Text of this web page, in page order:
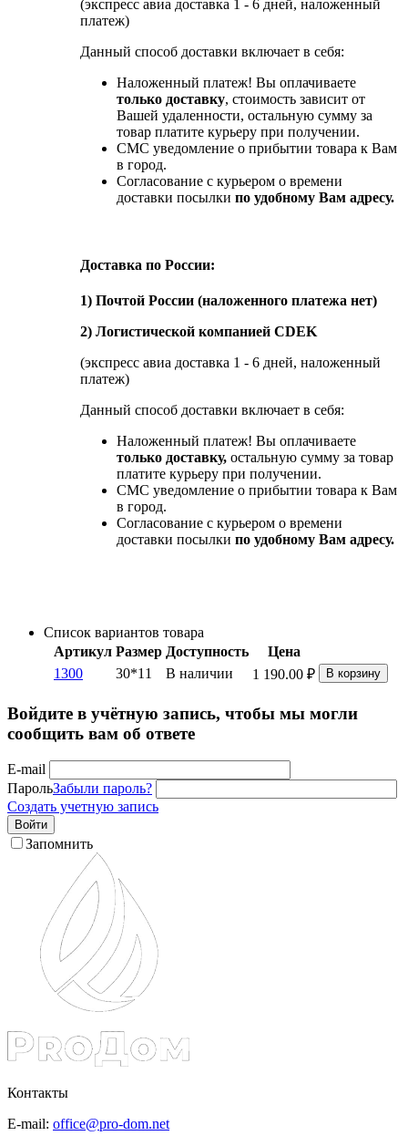
(экспресс авиа доставка 1 - 6 дней, наложенный
платеж)
Данный способ доставки включает в себя:
Наложенный платеж! Вы оплачиваете
только доставку, стоимость зависит от
Вашей удаленности, остальную сумму за
товар платите курьеру при получении.
СМС уведомление о прибытии товара к Вам
в город.
Согласование с курьером о времени
доставки посылки по удобному Вам адресу.
Доставка по России:
1) Почтой России (наложенного платежа нет)
2) Логистической компанией CDEK
(экспресс авиа доставка 1 - 6 дней, наложенный
платеж)
Данный способ доставки включает в себя:
Наложенный платеж! Вы оплачиваете
только доставку, остальную сумму за товар
платите курьеру при получении.
СМС уведомление о прибытии товара к Вам
в город.
Согласование с курьером о времени
доставки посылки по удобному Вам адресу.
Список вариантов товара
Артикул Размер Доступность
Цена
1300
30*11 В наличии 1 190.00 ₽ В корзину
Войдите в учётную запись, чтобы мы могли
сообщить вам об ответе
E-mail
ПарольЗабыли пароль?
Создать учетную запись
Войти
Запомнить
Контакты
E-mail: office@pro-dom.net